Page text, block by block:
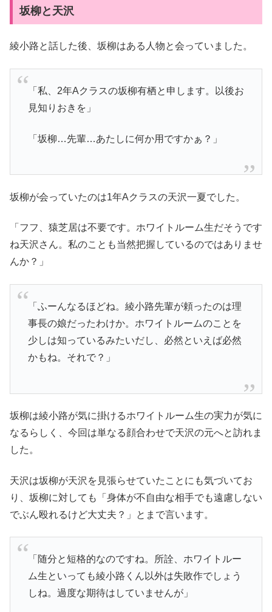
坂柳と天沢
綾小路と話した後、坂柳はある人物と会っていました。
「私、2年Aクラスの坂柳有栖と申します。以後お
見知りおきを」
「坂柳…先輩…あたしに何か用ですかぁ？」
坂柳が会っていたのは1年Aクラスの天沢一夏でした。
「フフ、猿芝居は不要です。ホワイトルーム生だそうです
ね天沢さん。私のことも当然把握しているのではありませ
んか？」
「ふーんなるほどね。綾小路先輩が頼ったのは理
事長の娘だったわけか。ホワイトルームのことを
少しは知っているみたいだし、必然といえば必然
かもね。それで？」
坂柳は綾小路が気に掛けるホワイトルーム生の実力が気に
なるらしく、今回は単なる顔合わせで天沢の元へと訪れま
した。
天沢は坂柳が天沢を見張らせていたことにも気づいてお
り、坂柳に対しても「身体が不自由な相手でも遠慮しない
でぶん殴れるけど大丈夫？」とまで言います。
「随分と短格的なのですね。所詮、ホワイトルー
ム生といっても綾小路くん以外は失敗作でしょう
しね。過度な期待はしていませんが」